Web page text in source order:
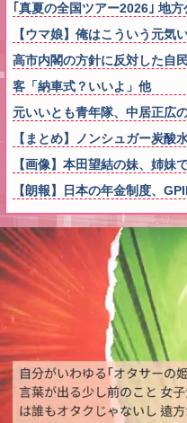
｢真夏の全国ツアー2026｣ 地
【ウマ娘】俺はこういう元
高市内閣の方針に反対した自
客「納車式？いいよ」他
元いいとも青年隊、中居正広
【まとめ】ノンシュガー炭
【画像】本田望結の妹、姉
【朗報】日本の年金制度、